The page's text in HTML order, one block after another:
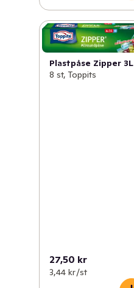
Plastpåse Zipper 3L
8 st, Toppits
27,50 kr
3,44 kr /st